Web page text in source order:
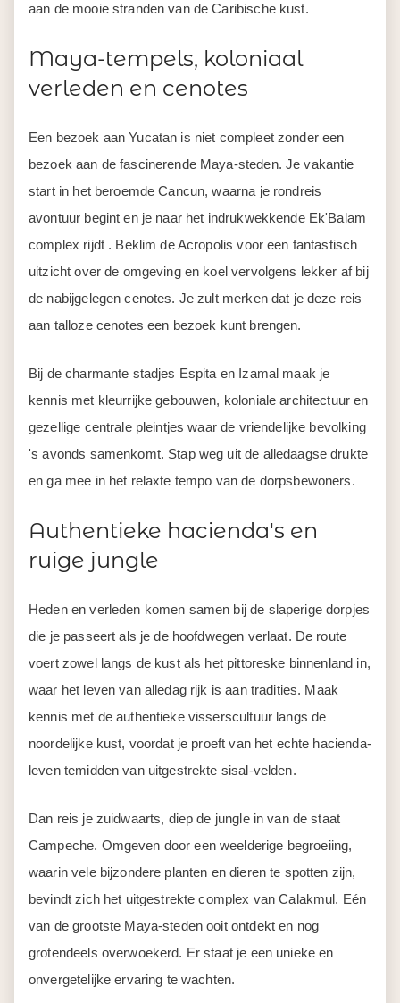
aan de mooie stranden van de Caribische kust.
Maya-tempels, koloniaal
verleden en cenotes
Een bezoek aan Yucatan is niet compleet zonder een
bezoek aan de fascinerende Maya-steden. Je vakantie
start in het beroemde Cancun, waarna je rondreis
avontuur begint en je naar het indrukwekkende Ek'Balam
complex rijdt . Beklim de Acropolis voor een fantastisch
uitzicht over de omgeving en koel vervolgens lekker af bij
de nabijgelegen cenotes. Je zult merken dat je deze reis
aan talloze cenotes een bezoek kunt brengen.
Bij de charmante stadjes Espita en Izamal maak je
kennis met kleurrijke gebouwen, koloniale architectuur en
gezellige centrale pleintjes waar de vriendelijke bevolking
's avonds samenkomt. Stap weg uit de alledaagse drukte
en ga mee in het relaxte tempo van de dorpsbewoners.
Authentieke hacienda's en
ruige jungle
Heden en verleden komen samen bij de slaperige dorpjes
die je passeert als je de hoofdwegen verlaat. De route
voert zowel langs de kust als het pittoreske binnenland in,
waar het leven van alledag rijk is aan tradities. Maak
kennis met de authentieke visserscultuur langs de
noordelijke kust, voordat je proeft van het echte hacienda-
leven temidden van uitgestrekte sisal-velden.
Dan reis je zuidwaarts, diep de jungle in van de staat
Campeche. Omgeven door een weelderige begroeiing,
waarin vele bijzondere planten en dieren te spotten zijn,
bevindt zich het uitgestrekte complex van Calakmul. Eén
van de grootste Maya-steden ooit ontdekt en nog
grotendeels overwoekerd. Er staat je een unieke en
onvergetelijke ervaring te wachten.